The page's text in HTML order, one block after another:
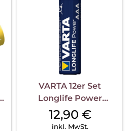
VARTA 12er Set
Longlife Power
LR03/AAA 1,5V
12,90 €
inkl. MwSt.